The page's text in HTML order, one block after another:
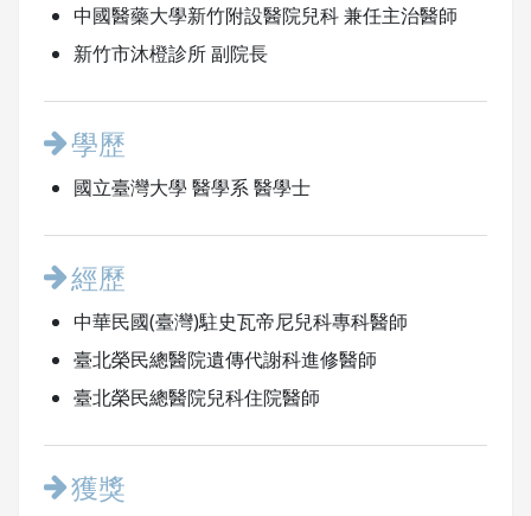
中國醫藥大學新竹附設醫院兒科 兼任主治醫師
新竹市沐橙診所 副院長
學歷
國立臺灣大學 醫學系 醫學士
經歷
中華民國(臺灣)駐史瓦帝尼兒科專科醫師
臺北榮民總醫院遺傳代謝科進修醫師
臺北榮民總醫院兒科住院醫師
獲獎